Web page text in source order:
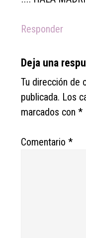
Responder
Deja una
Tu dirección de
publicada. Los
marcados con*
Comentario*